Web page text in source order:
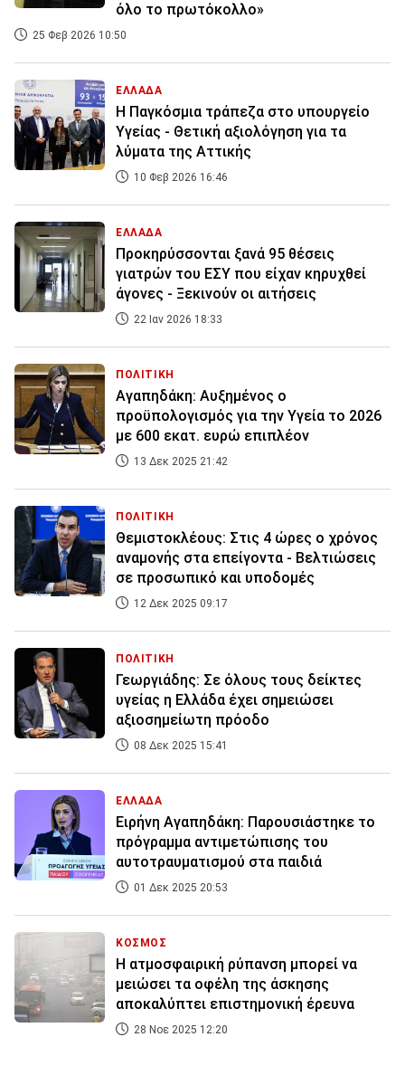
όλο το πρωτόκολλο»
25 Φεβ 2026 10:50
ΕΛΛΑΔΑ
Η Παγκόσμια τράπεζα στο υπουργείο
Υγείας - Θετική αξιολόγηση για τα
λύματα της Αττικής
10 Φεβ 2026 16:46
ΕΛΛΑΔΑ
Προκηρύσσονται ξανά 95 θέσεις
γιατρών του ΕΣΥ που είχαν κηρυχθεί
άγονες - Ξεκινούν οι αιτήσεις
22 Ιαν 2026 18:33
ΠΟΛΙΤΙΚΗ
Αγαπηδάκη: Αυξημένος ο
προϋπολογισμός για την Υγεία το 2026
με 600 εκατ. ευρώ επιπλέον
13 Δεκ 2025 21:42
ΠΟΛΙΤΙΚΗ
Θεμιστοκλέους: Στις 4 ώρες ο χρόνος
αναμονής στα επείγοντα - Βελτιώσεις
σε προσωπικό και υποδομές
12 Δεκ 2025 09:17
ΠΟΛΙΤΙΚΗ
Γεωργιάδης: Σε όλους τους δείκτες
υγείας η Ελλάδα έχει σημειώσει
αξιοσημείωτη πρόοδο
08 Δεκ 2025 15:41
ΕΛΛΑΔΑ
Ειρήνη Αγαπηδάκη: Παρουσιάστηκε το
πρόγραμμα αντιμετώπισης του
αυτοτραυματισμού στα παιδιά
01 Δεκ 2025 20:53
ΚΟΣΜΟΣ
Η ατμοσφαιρική ρύπανση μπορεί να
μειώσει τα οφέλη της άσκησης
αποκαλύπτει επιστημονική έρευνα
28 Νοε 2025 12:20